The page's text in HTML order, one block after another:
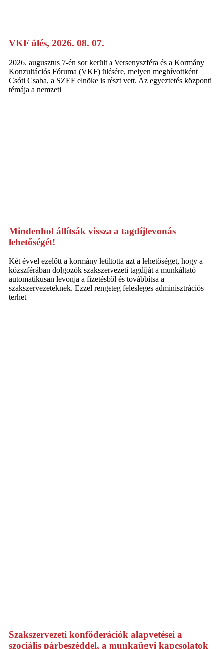
VKF ülés, 2026. 08. 07.
2026. augusztus 7-én sor került a Versenyszféra és a Kormány
Konzultációs Fóruma (VKF) ülésére, melyen meghívottként
Csóti Csaba, a SZEF elnöke is részt vett. Az egyeztetés központi
témája a nemzeti
Mindenhol állítsák vissza a tagdíjlevonás
lehetőségét!
Két évvel ezelőtt a kormány letiltotta azt a lehetőséget, hogy a
közszférában dolgozók szakszervezeti tagdíját a munkáltató
automatikusan levonja a fizetésből és továbbítsa a
szakszervezeteknek. Ezzel rengeteg felesleges adminisztrációs
terhet
Szakszervezeti konföderációk alapvetései a
szociális párbeszéddel, a munkaügyi kapcsolatok